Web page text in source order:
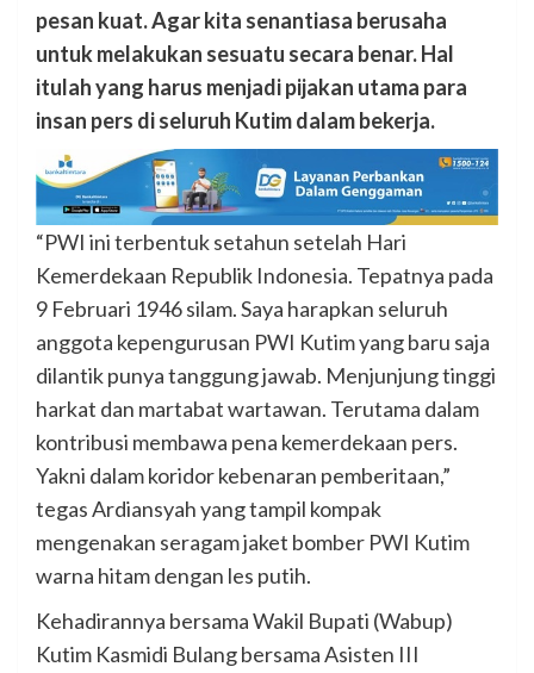
pesan kuat. Agar kita senantiasa berusaha
untuk melakukan sesuatu secara benar. Hal
itulah yang harus menjadi pijakan utama para
insan pers di seluruh Kutim dalam bekerja.
“PWI ini terbentuk setahun setelah Hari
Kemerdekaan Republik Indonesia. Tepatnya pada
9 Februari 1946 silam. Saya harapkan seluruh
anggota kepengurusan PWI Kutim yang baru saja
dilantik punya tanggung jawab. Menjunjung tinggi
harkat dan martabat wartawan. Terutama dalam
kontribusi membawa pena kemerdekaan pers.
Yakni dalam koridor kebenaran pemberitaan,”
tegas Ardiansyah yang tampil kompak
mengenakan seragam jaket bomber PWI Kutim
warna hitam dengan les putih.
Kehadirannya bersama Wakil Bupati (Wabup)
Kutim Kasmidi Bulang bersama Asisten III